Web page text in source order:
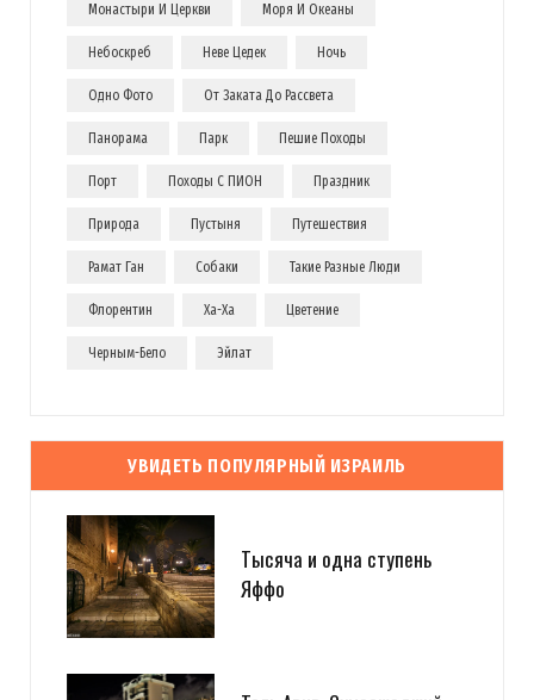
Монастыри И Церкви Моря И Океаны
Небоскреб Неве Цедек Ночь
Одно Фото От Заката До Рассвета
Панорама Парк Пешие Походы
Порт Походы С ПИОН Праздник
Природа Пустыня Путешествия
Рамат Ган Собаки Такие Разные Люди
Флорентин Ха-Ха Цветение
Черным-Бело Эйлат
УВИДЕТЬ ПОПУЛЯРНЫЙ ИЗРАИЛЬ
Тысяча и одна ступень
Яффо